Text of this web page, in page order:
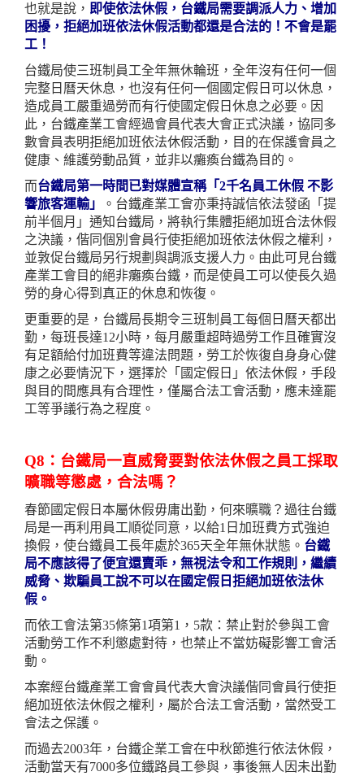
也就是說， 即使依法休假，台鐵局需要調派人力、增加
困擾，拒絕加班依法休假活動都還是合法的！不會是罷
工！
台鐵局使三班制員工全年無休輪班，全年沒有任何一個
完整日曆天休息，也沒有任何一個國定假日可以休息，
造成員工嚴重過勞而有行使國定假日休息之必要。因
此，台鐵產業工會經過會員代表大會正式決議，協同多
數會員表明拒絕加班依法休假活動，目的在保護會員之
健康、維護勞動品質，並非以癱瘓台鐵為目的。
而台鐵局第一時間已對媒體宣稱「2千名員工休假 不影
響旅客運輸」
。台鐵產業工會亦秉持誠信依法發函「提
前半個月」通知台鐵局，將執行集體拒絕加班合法休假
之決議，偕同個別會員行使拒絕加班依法休假之權利，
並敦促台鐵局另行規劃與調派支援人力。由此可見台鐵
產業工會目的絕非癱瘓台鐵，而是使員工可以使長久過
勞的身心得到真正的休息和恢復。
更重要的是，台鐵局長期令三班制員工每個日曆天都出
勤，每班長達12小時，每月嚴重超時過勞工作且確實沒
有足額給付加班費等違法問題，勞工於恢復自身身心健
康之必要情況下，選擇於「國定假日」依法休假，手段
與目的間應具有合理性，僅屬合法工會活動，應未達罷
工等爭議行為之程度。
Q8：台鐵局一直威脅要對依法休假之員工採取
曠職等懲處，合法嗎？
春節國定假日本屬休假毋庸出勤，何來曠職？過往台鐵
局是一再利用員工順從同意，以給1日加班費方式強迫
換假，使台鐵員工長年處於365天全年無休狀態。 台鐵
局不應該得了便宜還賣乖，無視法令和工作規則，繼續
威脅、欺騙員工說不可以在國定假日拒絕加班依法休
假。
而依工會法第35條第1項第1，5款：禁止對於參與工會
活動勞工作不利懲處對待，也禁止不當妨礙影響工會活
動。
本案經台鐵產業工會會員代表大會決議偕同會員行使拒
絕加班依法休假之權利，屬於合法工會活動，當然受工
會法之保護。
而過去2003年，台鐵企業工會在中秋節進行依法休假，
活動當天有7000多位鐵路員工參與，事後無人因未出勤